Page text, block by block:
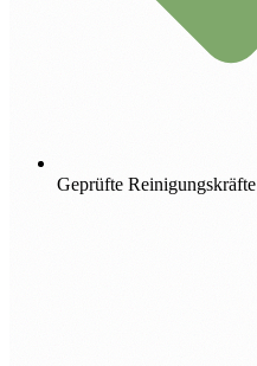
Geprüfte Reinigungskräfte